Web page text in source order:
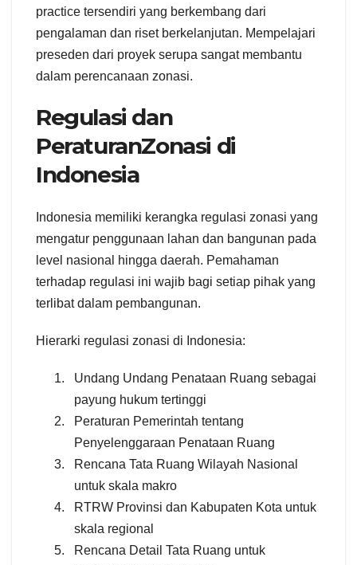
practice tersendiri yang berkembang dari
pengalaman dan riset berkelanjutan. Mempelajari
preseden dari proyek serupa sangat membantu
dalam perencanaan zonasi.
Regulasi dan
PeraturanZonasi di
Indonesia
Indonesia memiliki kerangka regulasi zonasi yang
mengatur penggunaan lahan dan bangunan pada
level nasional hingga daerah. Pemahaman
terhadap regulasi ini wajib bagi setiap pihak yang
terlibat dalam pembangunan.
Hierarki regulasi zonasi di Indonesia:
Undang Undang Penataan Ruang sebagai
payung hukum tertinggi
Peraturan Pemerintah tentang
Penyelenggaraan Penataan Ruang
Rencana Tata Ruang Wilayah Nasional
untuk skala makro
RTRW Provinsi dan Kabupaten Kota untuk
skala regional
Rencana Detail Tata Ruang untuk